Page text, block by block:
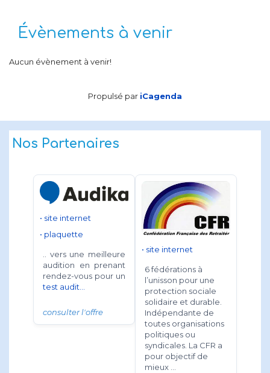
Évènements à venir
Aucun évènement à venir!
Propulsé par iCagenda
Nos Partenaires
• site internet
• plaquette
.. vers une meilleure
audition en prenant
rendez-vous pour un
test audit...
consulter l'offre
• site internet
6 fédérations à
l’unisson pour une
protection sociale
solidaire et durable.
Indépendante de
toutes organisations
politiques ou
syndicales. La CFR a
pour objectif de
mieux ...